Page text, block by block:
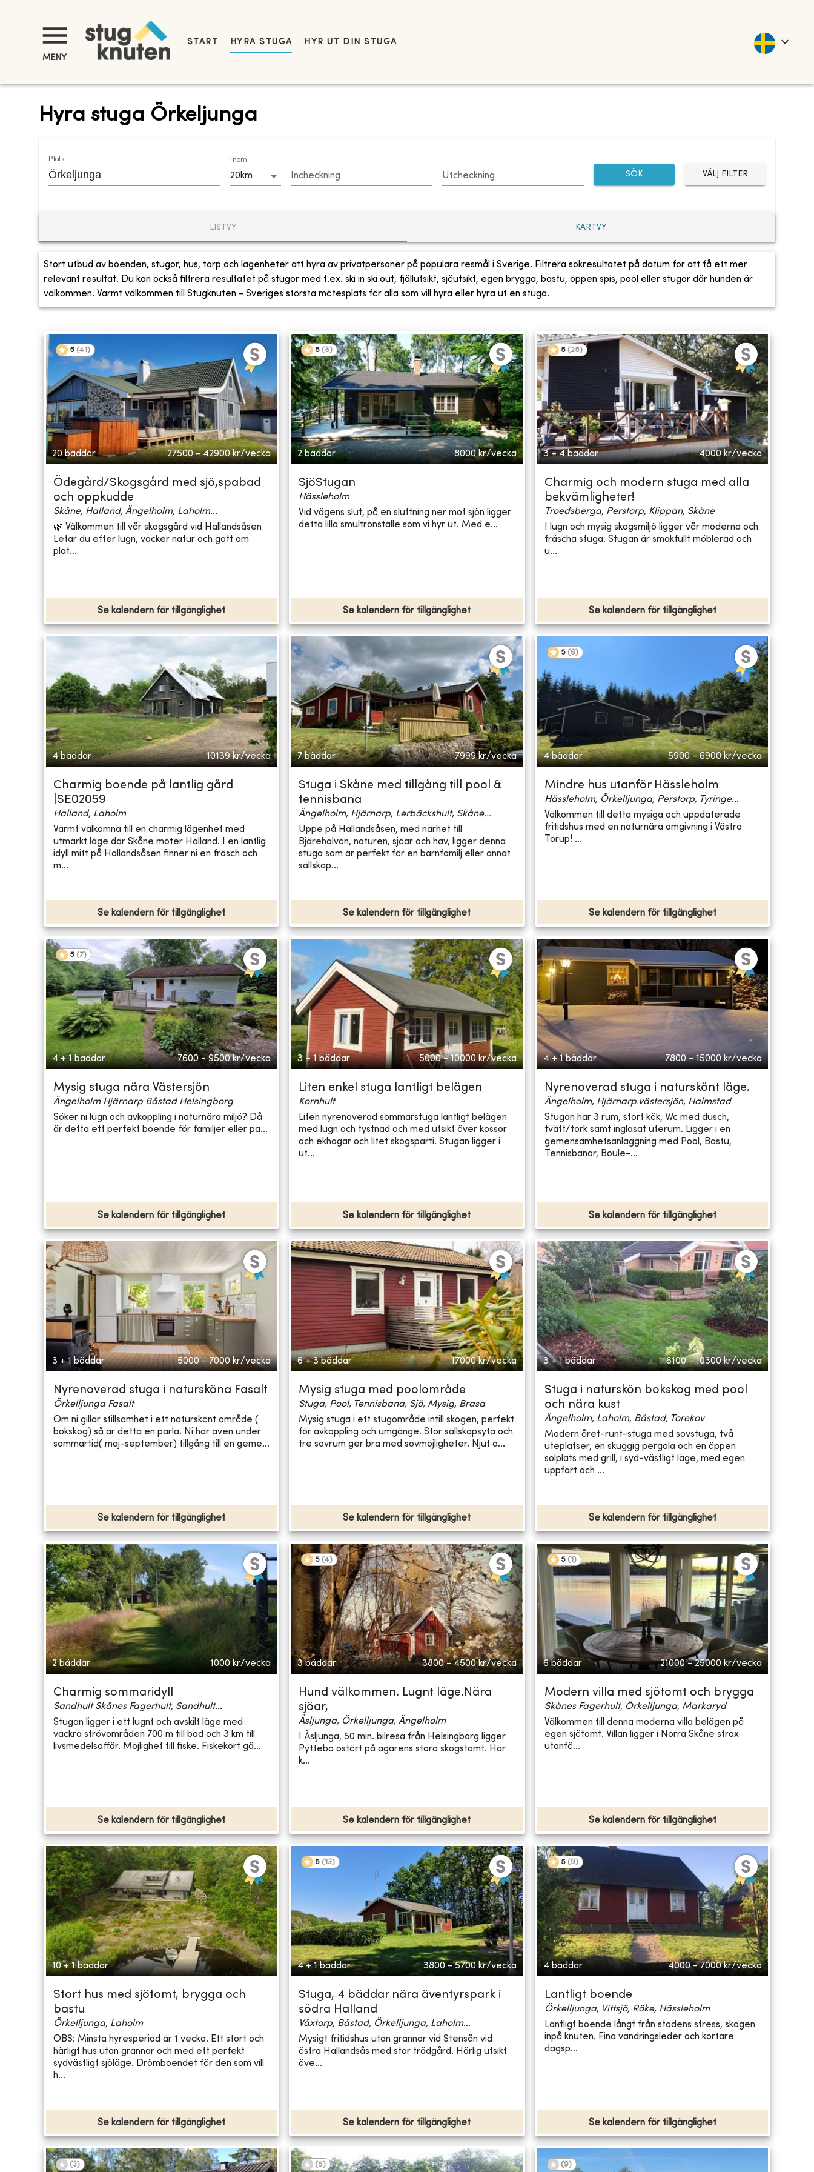
MENY
START HYRA STUGA HYR UT DIN STUGA
Hyra stuga Örkeljunga
Plats Inom
20km Incheckning Utcheckning SÖK VÄLJ FILTER
LISTVY KARTVY
Stort utbud av boenden, stugor, hus, torp och lägenheter att hyra av privatpersoner på populära resmål i Sverige. Filtrera sökresultatet på datum för att få ett mer
relevant resultat. Du kan också filtrera resultatet på stugor med t.ex. ski in ski out, fjällutsikt, sjöutsikt, egen brygga, bastu, öppen spis, pool eller stugor där hunden är
välkommen. Varmt välkommen till Stugknuten - Sveriges största mötesplats för alla som vill hyra eller hyra ut en stuga.
5 (41 )
20 bäddar 27500 - 42900 kr/vecka
Ödegård/Skogsgård med sjö,spabad
och oppkudde
Skåne, Halland, Ängelholm, Laholm...
🌿 Välkommen till vår skogsgård vid Hallandsåsen
Letar du efter lugn, vacker natur och gott om
plat...
Se kalendern för tillgänglighet
5 (8)
2 bäddar 8000 kr/vecka
SjöStugan
Hässleholm
Vid vägens slut, på en sluttning ner mot sjön ligger
detta lilla smultronställe som vi hyr ut. Med e...
Se kalendern för tillgänglighet
5 (25)
3 + 4 bäddar 4000 kr/vecka
Charmig och modern stuga med alla
bekvämligheter!
Troedsberga, Perstorp, Klippan, Skåne
I lugn och mysig skogsmiljö ligger vår moderna och
fräscha stuga. Stugan är smakfullt möblerad och
u...
Se kalendern för tillgänglighet
4 bäddar 10139 kr/vecka
Charmig boende på lantlig gård
|SE02059
Halland, Laholm
Varmt välkomna till en charmig lägenhet med
utmärkt läge där Skåne möter Halland. I en lantlig
idyll mitt på Hallandsåsen finner ni en fräsch och
m...
Se kalendern för tillgänglighet
7 bäddar 7999 kr/vecka
Stuga i Skåne med tillgång till pool &
tennisbana
Ängelholm, Hjärnarp, Lerbäckshult, Skåne...
Uppe på Hallandsåsen, med närhet till
Bjärehalvön, naturen, sjöar och hav, ligger denna
stuga som är perfekt för en barnfamilj eller annat
sällskap...
Se kalendern för tillgänglighet
5 (6)
4 bäddar 5900 - 6900 kr/vecka
Mindre hus utanför Hässleholm
Hässleholm, Örkelljunga, Perstorp, Tyringe...
Välkommen till detta mysiga och uppdaterade
fritidshus med en naturnära omgivning i Västra
Torup! ...
Se kalendern för tillgänglighet
5 (7)
4 + 1 bäddar 7600 - 9500 kr/vecka
Mysig stuga nära Västersjön
Ängelholm Hjärnarp Båstad Helsingborg
Söker ni lugn och avkoppling i naturnära miljö? Då
är detta ett perfekt boende för familjer eller pa...
Se kalendern för tillgänglighet
3 + 1 bäddar 5000 - 10000 kr/vecka
Liten enkel stuga lantligt belägen
Kornhult
Liten nyrenoverad sommarstuga lantligt belägen
med lugn och tystnad och med utsikt över kossor
och ekhagar och litet skogsparti. Stugan ligger i
ut...
Se kalendern för tillgänglighet
4 + 1 bäddar 7800 - 15000 kr/vecka
Nyrenoverad stuga i naturskönt läge.
Ängelholm, Hjärnarp.västersjön, Halmstad
Stugan har 3 rum, stort kök, Wc med dusch,
tvätt/tork samt inglasat uterum. Ligger i en
gemensamhetsanläggning med Pool, Bastu,
Tennisbanor, Boule-...
Se kalendern för tillgänglighet
3 + 1 bäddar 5000 - 7000 kr/vecka
Nyrenoverad stuga i natursköna Fasalt
Örkelljunga Fasalt
Om ni gillar stillsamhet i ett naturskönt område (
bokskog) så är detta en pärla. Ni har även under
sommartid( maj-september) tillgång till en geme...
Se kalendern för tillgänglighet
6 + 3 bäddar 17000 kr/vecka
Mysig stuga med poolområde
Stuga, Pool, Tennisbana, Sjö, Mysig, Brasa
Mysig stuga i ett stugområde intill skogen, perfekt
för avkoppling och umgänge. Stor sällskapsyta och
tre sovrum ger bra med sovmöjligheter. Njut a...
Se kalendern för tillgänglighet
3 + 1 bäddar 6100 - 10300 kr/vecka
Stuga i naturskön bokskog med pool
och nära kust
Ängelholm, Laholm, Båstad, Torekov
Modern året-runt-stuga med sovstuga, två
uteplatser, en skuggig pergola och en öppen
solplats med grill, i syd-västligt läge, med egen
uppfart och ...
Se kalendern för tillgänglighet
2 bäddar 1000 kr/vecka
Charmig sommaridyll
Sandhult Skånes Fagerhult, Sandhult...
Stugan ligger i ett lugnt och avskilt läge med
vackra strövområden 700 m till bad och 3 km till
livsmedelsaffär. Möjlighet till fiske. Fiskekort gä...
Se kalendern för tillgänglighet
5 (4)
3 bäddar 3800 - 4500 kr/vecka
Hund välkommen. Lugnt läge.Nära
sjöar,
Åsljunga, Örkelljunga, Ängelholm
I Åsljunga, 50 min. bilresa från Helsingborg ligger
Pyttebo ostört på ägarens stora skogstomt. Här
k...
Se kalendern för tillgänglighet
5 (1 )
6 bäddar 21000 - 25000 kr/vecka
Modern villa med sjötomt och brygga
Skånes Fagerhult, Örkelljunga, Markaryd
Välkommen till denna moderna villa belägen på
egen sjötomt. Villan ligger i Norra Skåne strax
utanfö...
Se kalendern för tillgänglighet
10 + 1 bäddar
Stort hus med sjötomt, brygga och
bastu
Örkelljunga, Laholm
OBS: Minsta hyresperiod är 1 vecka. Ett stort och
härligt hus utan grannar och med ett perfekt
sydvästligt sjöläge. Drömboendet för den som vill
h...
Se kalendern för tillgänglighet
5 (13)
4 + 1 bäddar 3800 - 5700 kr/vecka
Stuga, 4 bäddar nära äventyrspark i
södra Halland
Våxtorp, Båstad, Örkelljunga, Laholm...
Mysigt fritidshus utan grannar vid Stensån vid
östra Hallandsås med stor trädgård. Härlig utsikt
öve...
Se kalendern för tillgänglighet
5 (9)
4 bäddar 4000 - 7000 kr/vecka
Lantligt boende
Örkelljunga, Vittsjö, Röke, Hässleholm
Lantligt boende långt från stadens stress, skogen
inpå knuten. Fina vandringsleder och kortare
dagsp...
Se kalendern för tillgänglighet
(3) (5) (9)